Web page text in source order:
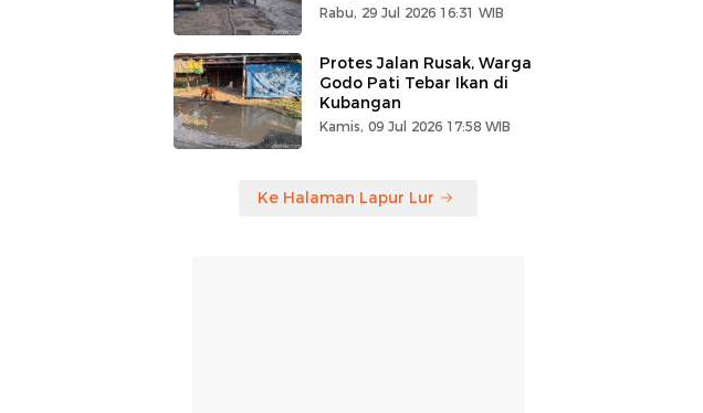
Rabu, 29 Jul 2026 16:31 WIB
Protes Jalan Rusak, Warga
Godo Pati Tebar Ikan di
Kubangan
Kamis, 09 Jul 2026 17:58 WIB
Ke Halaman Lapur Lur